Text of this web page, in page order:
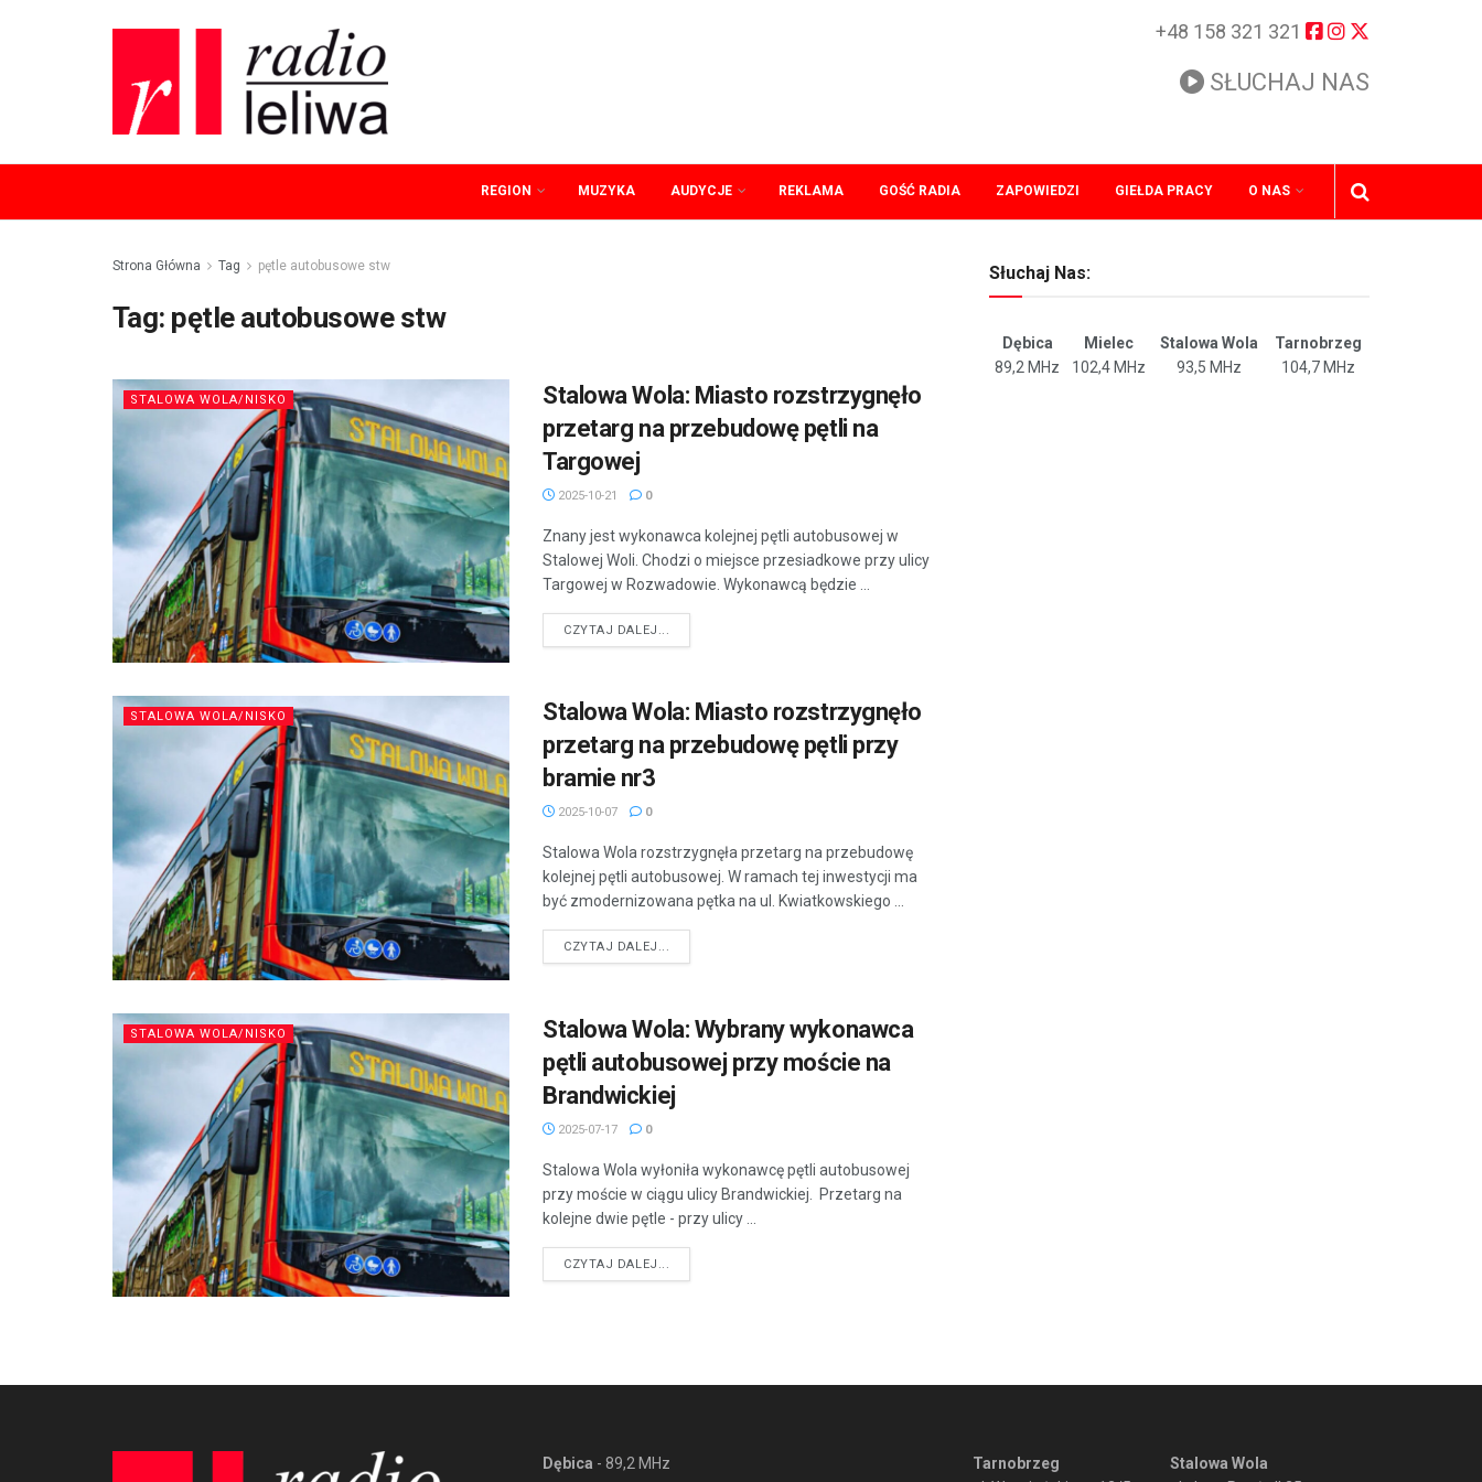
+48 158 321 321
SŁUCHAJ NAS
REGION MUZYKA AUDYCJE REKLAMA GOŚĆ RADIA ZAPOWIEDZI GIEŁDA PRACY O NAS
Strona Główna Tag pętle autobusowe stw
Tag: pętle autobusowe stw
STALOWA WOLA/NISKO
Stalowa Wola: Miasto rozstrzygnęło
przetarg na przebudowę pętli na
Targowej
2025-10-21 0
Znany jest wykonawca kolejnej pętli autobusowej w
Stalowej Woli. Chodzi o miejsce przesiadkowe przy ulicy
Targowej w Rozwadowie. Wykonawcą będzie ...
CZYTAJ DALEJ...
STALOWA WOLA/NISKO
Stalowa Wola: Miasto rozstrzygnęło
przetarg na przebudowę pętli przy
bramie nr3
2025-10-07 0
Stalowa Wola rozstrzygnęła przetarg na przebudowę
kolejnej pętli autobusowej. W ramach tej inwestycji ma
być zmodernizowana pętka na ul. Kwiatkowskiego ...
CZYTAJ DALEJ...
STALOWA WOLA/NISKO
Stalowa Wola: Wybrany wykonawca
pętli autobusowej przy moście na
Brandwickiej
2025-07-17 0
Stalowa Wola wyłoniła wykonawcę pętli autobusowej
przy moście w ciągu ulicy Brandwickiej. Przetarg na
kolejne dwie pętle - przy ulicy ...
CZYTAJ DALEJ...
Słuchaj Nas:
Dębica Mielec Stalowa Wola
Tarnobrzeg
89,2 MHz
102,4 MHz 93,5 MHz 104,7 MHz
Dębica - 89,2 MHz
Tarnobrzeg
Stalowa Wola